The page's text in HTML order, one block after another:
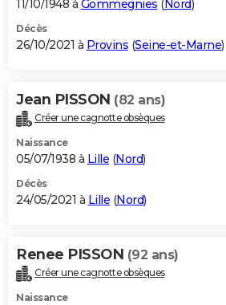
11/10/1948 à Gommegnies ( Nord)
Décès
26/10/2021 à Provins (Seine-et-Marne)
Jean PISSON (82 ans)
Créer une cagnotte obsèques
Naissance
05/07/1938 à Lille (Nord)
Décès
24/05/2021 à Lille (Nord)
Renee PISSON (92 ans)
Créer une cagnotte obsèques
Naissance